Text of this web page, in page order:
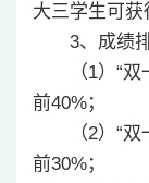
大三学生可获
3、成绩
（1）“
前40%；
（2）“
前30%；